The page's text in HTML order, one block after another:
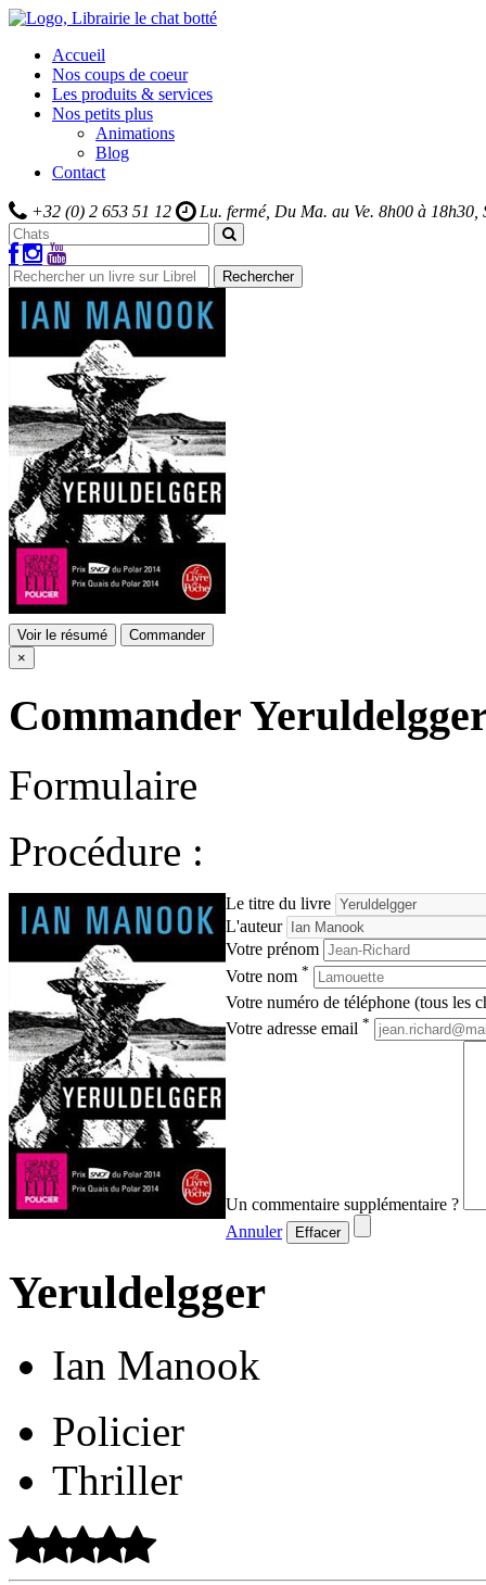
Accueil
Nos coups de coeur
Les produits & services
Nos petits plus
Animations
Blog
Contact
+32 (0) 2 653 51 12 Lu. fermé, Du Ma. au Ve. 8h00 à 18h30,
Rechercher
Voir le résumé
Commander
×
Commander
Formulaire
Procédure :
Le titre du livre
L'auteur
Votre prénom
Votre nom *
Votre numéro de téléphone (tous les
Votre adresse email *
Un commentaire supplémentaire ?
Annuler
Effacer
Yeruldelgger
Ian Manook
Policier
Thriller